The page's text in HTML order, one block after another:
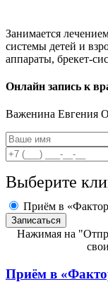
Занимается
системы детей и
аппараты, брекет-
Онлайн запись к
Важенина Евгения
Выберите
Приём в
Нажимая на
Приём в